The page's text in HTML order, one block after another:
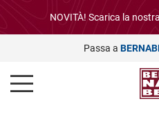
NOVITÀ! Scarica la
Passa a